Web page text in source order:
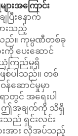
ားအကြောင်း
ပြီးနောက်
ားသည့်
သည်။ ကုမ္ပဏီတစ်ခု
ကို ပေးဆောင်
ကြည်မှုရှိ
ြစ်ပါသည်။ တစ်
ဆောင်မှုမှာ
တွင် အရေးပါ
က ဤအချက်ကို သိရှိ
သည် ရှင်းလင်း
ားအား လိုအပ်သည့်